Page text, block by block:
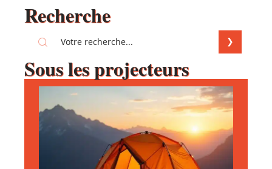
Recherche
Sous les projecteurs